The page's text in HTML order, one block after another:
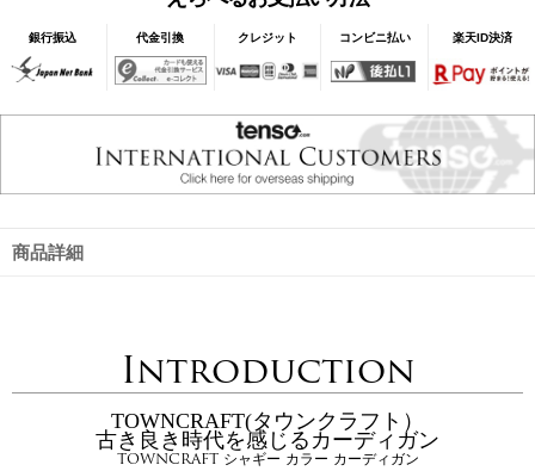
銀行振込 代金引換 クレジット コンビニ払い 楽天ID決済
商品詳細
Introduction
TOWNCRAFT(タウンクラフト）
古き良き時代を感じるカーディガン
TOWNCRAFT シャギー カラー カーディガン